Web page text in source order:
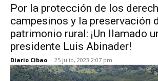
Por la protección de los
campesinos y la preservación
patrimonio rural: ¡Un llamado
presidente Luis Abinader!
Diario Cibao - 25 julio, 2023 2:07 pm